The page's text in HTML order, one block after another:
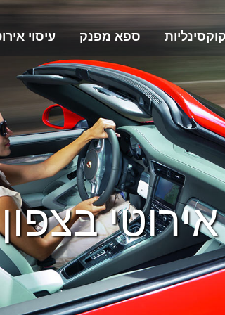
קוקסינליות ספא מפנק עיסוי
בצפון